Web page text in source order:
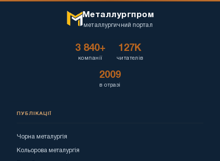
Металлургпром
металлургичний портал
3 840+
компанії
127K
читателів
2009
в отразі
ПУБЛІКАЦІЇ
Чорна металургія
Кольорова металургія